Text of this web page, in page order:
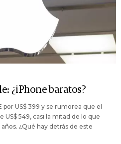
¿iPhone baratos?
por US$ 399 y se rumorea que el
US$ 549, casi la mitad de lo que
¿Qué hay detrás de este